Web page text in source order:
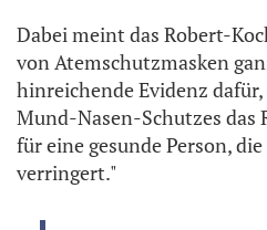
Dabei meint das Robert-
von Atemschutzmasken
hinreichende Evidenz dafür,
Mund-Nasen-Schutzes das
für eine gesunde Person,
verringert."